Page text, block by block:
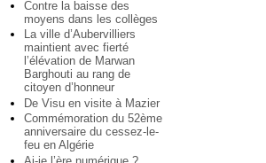
Contre la baisse des
moyens dans les collèges
La ville d’Aubervilliers
maintient avec fierté
l’élévation de Marwan
Barghouti au rang de
citoyen d’honneur
De Visu en visite à Mazier
Commémoration du 52ème
anniversaire du cessez-le-
feu en Algérie